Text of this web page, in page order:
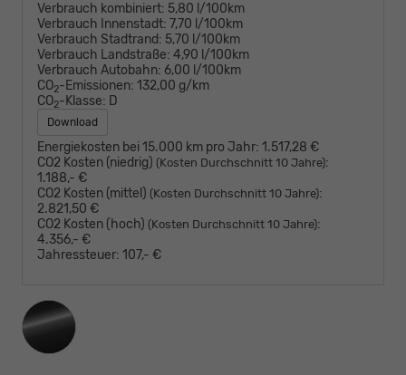
Verbrauch kombiniert: 5,80 l/100km
Verbrauch Innenstadt: 7,70 l/100km
Verbrauch Stadtrand: 5,70 l/100km
Verbrauch Landstraße: 4,90 l/100km
Verbrauch Autobahn: 6,00 l/100km
CO2-Emissionen: 132,00 g/km
CO2-Klasse: D
Download
Energiekosten bei 15.000 km pro Jahr: 1.517,28 €
CO2 Kosten (niedrig) (Kosten Durchschnitt 10 Jahre):
1.188,- €
CO2 Kosten (mittel) (Kosten Durchschnitt 10 Jahre):
2.821,50 €
CO2 Kosten (hoch) (Kosten Durchschnitt 10 Jahre):
4.356,- €
Jahressteuer: 107,- €